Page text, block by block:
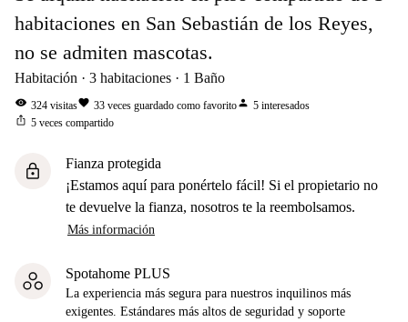
habitaciones en San Sebastián de los Reyes,
no se admiten mascotas.
Habitación 3 habitaciones 1 Baño
visibility 324 visitasfavorite 33 veces guardado como favoritoperson 5 interesados
ios_share 5 veces compartido
lock
Fianza protegida
¡Estamos aquí para ponértelo fácil! Si el propietario no
te devuelve la fianza, nosotros te la reembolsamos.
Más información
Spotahome PLUS
La experiencia más segura para nuestros inquilinos más
exigentes. Estándares más altos de seguridad y soporte